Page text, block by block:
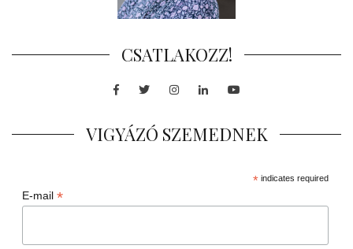
CSATLAKOZZ!
Facebook
TwitterInstagram
LinkedInYoutube
VIGYÁZÓ SZEMEDNEK
*indicates required
E-mail *